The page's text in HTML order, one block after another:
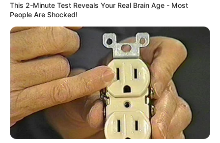
This 2-Minute Test Reveals Your Real Brain Age - Most
People Are Shocked!